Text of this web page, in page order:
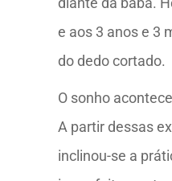
e aos 3 anos e 3
do dedo cortado.
O sonho
A partir dessas
inclinou-se a